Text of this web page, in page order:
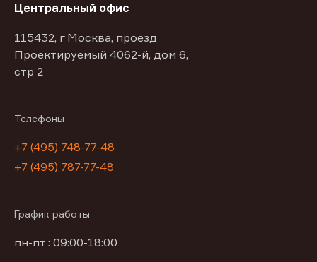
Центральный офис
115432, г Москва, проезд
Проектируемый 4062-й, дом 6,
стр 2
Телефоны
+7 (495) 748-77-48
+7 (495) 787-77-48
График работы
пн-пт : 09:00-18:00